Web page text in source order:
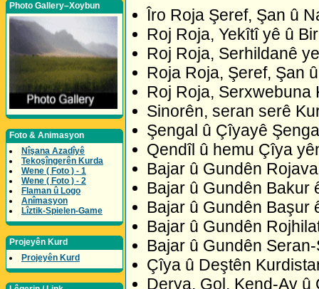
Photo Gallery–Xoybun
Foto & Animasyon
Nîşana Azadîyê
Tekoşîngerên Kurda
Wene ( Foto ) - 1
Wene ( Foto ) - 2
Flaman û Logo
Anîmasyon
Lîztik-Spielen-Game
Projeyên Kurd
Projeyên Kurd
Îro Roja Şeref, Şan û
Roj Roja, Yekîtî yê û
Roj Roja, Serhildanê
Roja Roja, Şeref, Şan
Roj Roja, Serxwebuna
Sinorên, seran serê
Şengal û Çîyayê
Qendîl û hemu Çîya
Bajar û Gundên
Bajar û Gundên Bakur
Bajar û Gundên Başur
Bajar û Gundên
Bajar û Gundên
Çîya û Deştên
Derya, Gol, Kend-Av û